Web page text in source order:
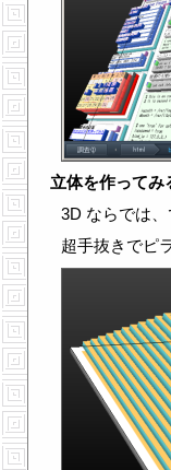
立体を作ってみ
3D ならでは、
超手抜きでピ